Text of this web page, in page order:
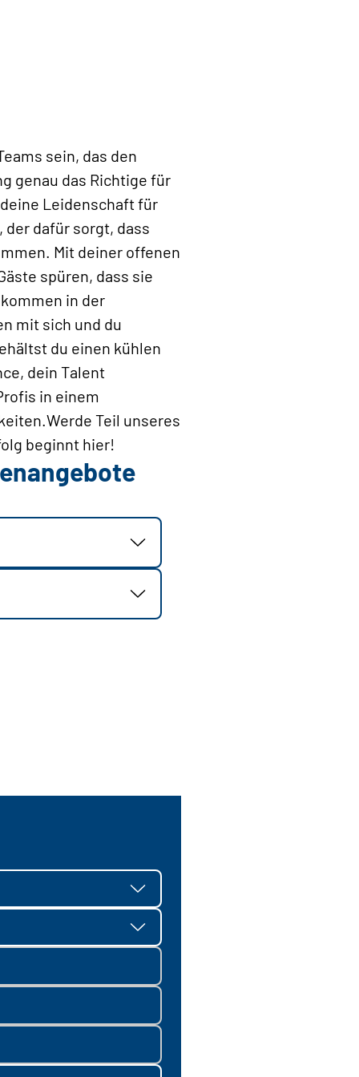
sein, das den
genau das Richtige für
Leidenschaft für
dafür sorgt, dass
Mit deiner offenen
spüren, dass sie
in der
mit sich und du
du einen kühlen
dein Talent
in einem
Teil unseres
beginnt hier!